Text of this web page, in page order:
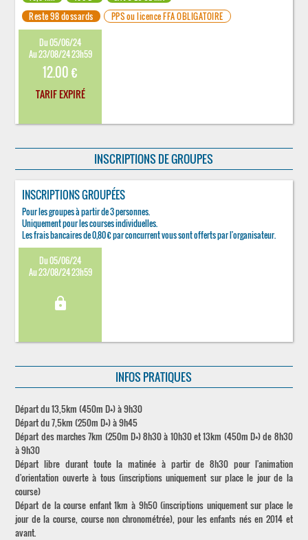
Reste 98 dossards
PPS ou licence FFA OBLIGATOIRE
Du 05/06/24
Au 23/08/24 23h59
12.00 €
TARIF EXPIRÉ
INSCRIPTIONS DE GROUPES
INSCRIPTIONS GROUPÉES
Pour les groupes à partir de 3 personnes.
Uniquement pour les courses individuelles.
Les frais bancaires de 0,80 € par concurrent vous sont offerts par l'organisateur.
Du 05/06/24
Au 23/08/24 23h59
lock
INFOS PRATIQUES
Départ du 13,5km (450m D+) à 9h30
Départ du 7,5km (250m D+) à 9h45
Départ des marches 7km (250m D+) 8h30 à 10h30 et 13km (450m D+) de 8h30
à 9h30
Départ libre durant toute la matinée à partir de 8h30 pour l'animation
d'orientation ouverte à tous (inscriptions uniquement sur place le jour de la
course)
Départ de la course enfant 1km à 9h50 (inscriptions uniquement sur place le
jour de la course, course non chronométrée), pour les enfants nés en 2014 et
avant.